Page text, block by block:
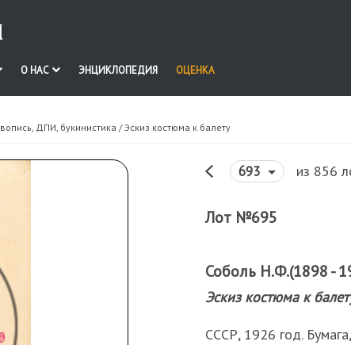
О НАС ЭНЦИКЛОПЕДИЯ ОЦЕНКА
ДПИ, букинистика / Эскиз костюма к балету
693 из 856
Лот №695
Соболь Н.Ф.(1898 -
Эскиз костюма к
СССР, 1926 год.